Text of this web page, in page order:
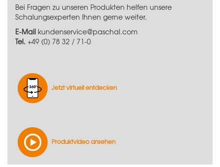
Bei Fragen zu unseren Produkten helfen unsere
Schalungsexperten Ihnen gerne weiter.
E-Mail kundenservice@paschal.com
Tel. +49 (0) 78 32 / 71-0
Jetzt virtuell entdecken
Produktvideo ansehen